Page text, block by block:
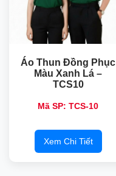
Áo Thun Đồng Phục
Màu Xanh Lá –
TCS10
Mã SP: TCS-10
Xem Chi Tiết